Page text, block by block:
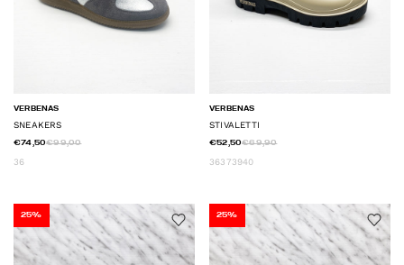
VERBENAS
SNEAKERS
€74,50€99,00
36
VERBENAS
STIVALETTI
€52,50€69,90
36373940
25% 25%